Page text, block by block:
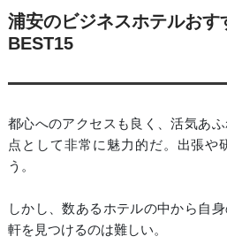
浦安のビジネスホテルおす
BEST15
都心へのアクセスも良く、活気あ
点として非常に魅力的だ。出張や
う。
しかし、数あるホテルの中から自
軒を見つけるのは難しい。